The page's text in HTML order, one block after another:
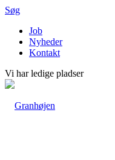
Søg
Job
Nyheder
Kontakt
Vi har ledige pladser